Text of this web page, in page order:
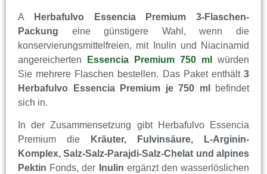
A
Herbafulvo Essencia Premium 3-Flaschen-
Packung eine günstigere Wahl, wenn die
konservierungsmittelfreien, mit Inulin und Niacinamid
angereicherten
Essencia Premium 750 ml
würden
Sie mehrere Flaschen bestellen. Das Paket enthält 3
Herbafulvo Essencia Premium je 750 ml
befindet
sich in.
In der Zusammensetzung gibt Herbafulvo Essencia
Premium die
Kräuter, Fulvinsäure, L-Arginin-
Komplex, Salz-Salz-Parajdi-Salz-Chelat und alpines
Pektin Fonds, der Inulin ergänzt den wasserlöslichen